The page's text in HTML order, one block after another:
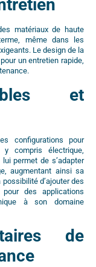
matériaux de haute
même dans les
Le design de la
un entretien rapide,
et
configurations pour
compris électrique,
permet de s’adapter
augmentant ainsi sa
d’ajouter des
des applications
à son domaine
de